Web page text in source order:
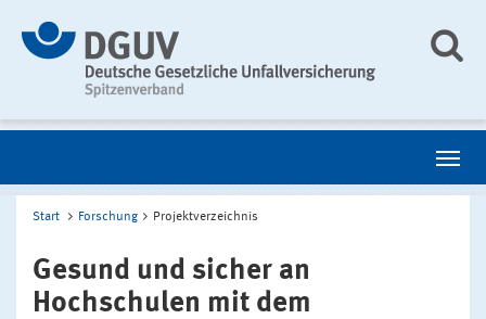
Start Forschung Projektverzeichnis
Gesund und sicher an
Hochschulen mit dem